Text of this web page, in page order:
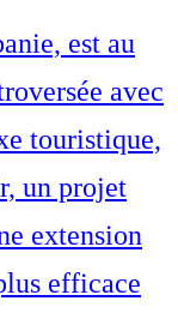
est au
avec
touristique,
un projet
extension
efficace